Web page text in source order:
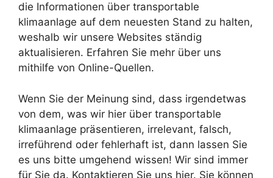
die Informationen über transportable
klimaanlage auf dem neuesten Stand zu halten,
weshalb wir unsere Websites ständig
aktualisieren. Erfahren Sie mehr über uns
mithilfe von Online-Quellen.
Wenn Sie der Meinung sind, dass irgendetwas
von dem, was wir hier über transportable
klimaanlage präsentieren, irrelevant, falsch,
irreführend oder fehlerhaft ist, dann lassen Sie
es uns bitte umgehend wissen! Wir sind immer
für Sie da. Kontaktieren Sie uns hier. Sie können